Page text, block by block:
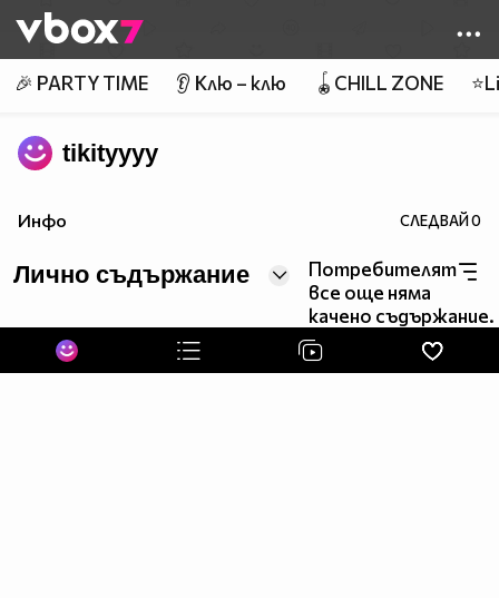
👾
🎉 PARTY TIME 👂 Клю – клю 🪀CHILL ZONE
tikityyyy
Инфо СЛЕДВАЙ0
Лично съдържание
Потребителят
все още няма
качено съдържание.